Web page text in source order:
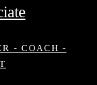
- COACH -